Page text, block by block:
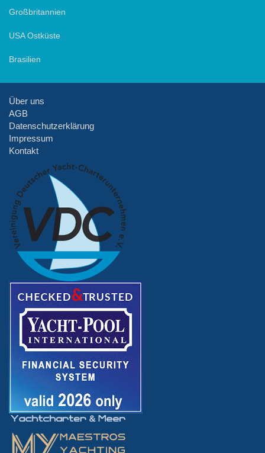
Großbritannien
USA Ostküste
Brasilien
Über uns
AGB
Datenschutzerklärung
Impressum
Kontakt